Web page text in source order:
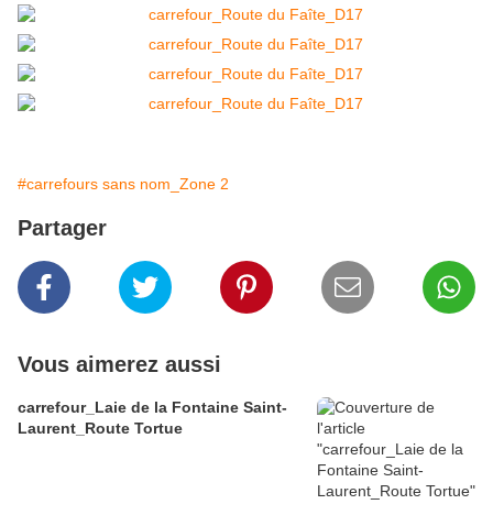
#carrefours sans nom_Zone 2
Partager
Vous aimerez aussi
carrefour_Laie de la Fontaine Saint-
Laurent_Route Tortue